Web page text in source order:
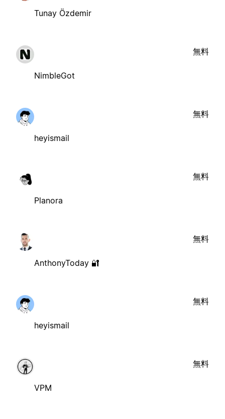
Tunay Özdemir
NimbleGot
無料
heyismail
無料
Planora
無料
AnthonyToday 🔐
無料
heyismail
無料
VPM
無料